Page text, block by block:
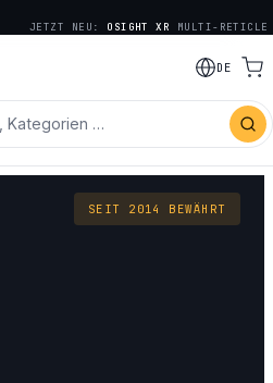
JETZT NEU: OSIGHT XR MULTI-RETICLE
DE
Kategorien …
SEIT 2014 BEWÄHRT